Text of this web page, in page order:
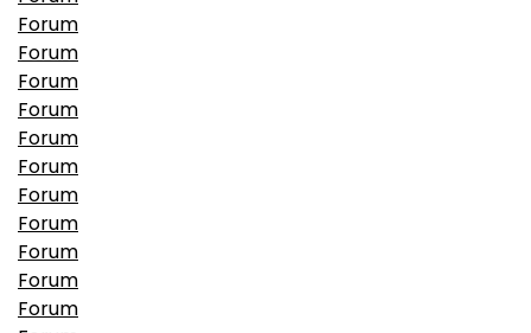
Forum
Forum
Forum
Forum
Forum
Forum
Forum
Forum
Forum
Forum
Forum